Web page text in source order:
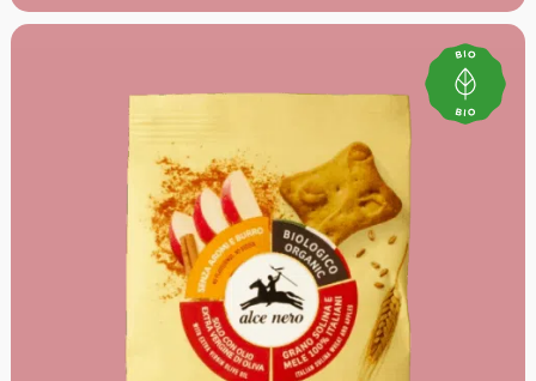
Bio-Zertifiziert, mit kurzen und natürlichen